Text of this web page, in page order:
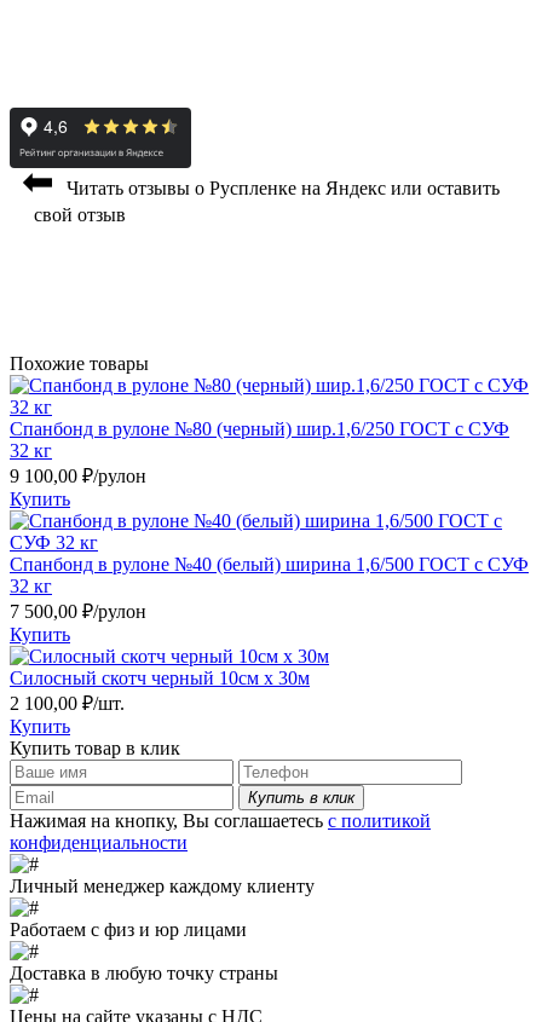
⬅ Читать отзывы о Руспленке на Яндекс или оставить
свой отзыв
Похожие товары
Спанбонд в рулоне №80 (черный) шир.1,6/250 ГОСТ с СУФ
32 кг
9 100,00 ₽/рулон
Купить
Спанбонд в рулоне №40 (белый) ширина 1,6/500 ГОСТ с СУФ
32 кг
7 500,00 ₽/рулон
Купить
Силосный скотч черный 10см х 30м
2 100,00 ₽/шт.
Купить
Купить товар в клик
Купить в клик
Нажимая на кнопку, Вы соглашаетесь с политикой
конфиденциальности
Личный менеджер каждому клиенту
Работаем с физ и юр лицами
Доставка в любую точку страны
Цены на сайте указаны с НДС